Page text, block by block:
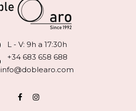
L - V: 9h a 17:30h
+34 683 658 688
info@doblearo.com
Facebook